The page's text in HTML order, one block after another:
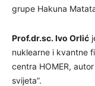
grupe Hakuna
Prof.dr.sc. Ivo Orlić
nuklearne i kvantne
centra HOMER,
svijeta”.